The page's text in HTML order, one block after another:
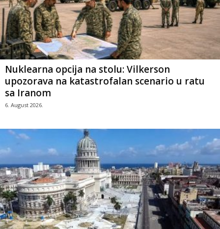
Nuklearna opcija na stolu: Vilkerson
upozorava na katastrofalan scenario u ratu
sa Iranom
6. August 2026.